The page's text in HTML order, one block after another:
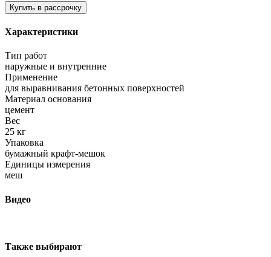
Характеристики
Тип работ
наружные и внутренние
Применение
для выравнивания бетонных поверхностей
Материал основания
цемент
Вес
25 кг
Упаковка
бумажный крафт-мешок
Единицы измерения
меш
Видео
Также выбирают